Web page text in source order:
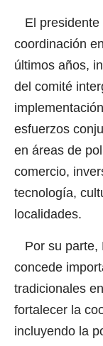
El presidente
coordinación
últimos años,
del comité
esfuerzos
en áreas de
comercio,
tecnología,
localidades.
Por su parte,
concede
tradicionales
fortalecer la
incluyendo la